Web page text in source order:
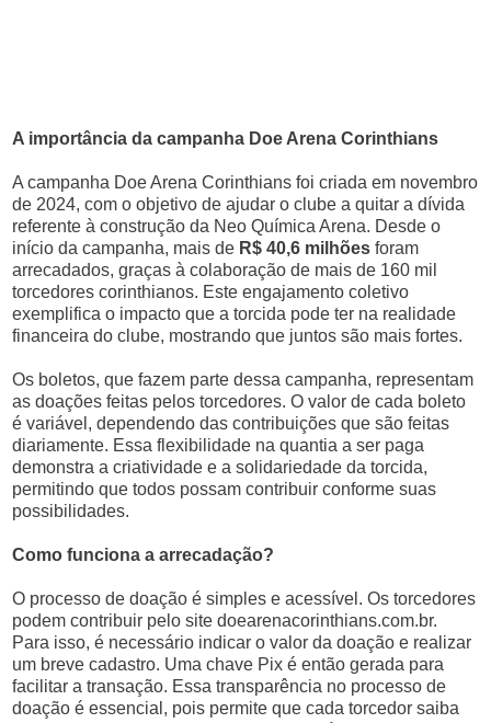
A importância da campanha Doe Arena Corinthians
A campanha Doe Arena Corinthians foi criada em novembro
de 2024, com o objetivo de ajudar o clube a quitar a dívida
referente à construção da Neo Química Arena. Desde o
início da campanha, mais de R$ 40,6 milhões foram
arrecadados, graças à colaboração de mais de 160 mil
torcedores corinthianos. Este engajamento coletivo
exemplifica o impacto que a torcida pode ter na realidade
financeira do clube, mostrando que juntos são mais fortes.
Os boletos, que fazem parte dessa campanha, representam
as doações feitas pelos torcedores. O valor de cada boleto
é variável, dependendo das contribuições que são feitas
diariamente. Essa flexibilidade na quantia a ser paga
demonstra a criatividade e a solidariedade da torcida,
permitindo que todos possam contribuir conforme suas
possibilidades.
Como funciona a arrecadação?
O processo de doação é simples e acessível. Os torcedores
podem contribuir pelo site doearenacorinthians.com.br.
Para isso, é necessário indicar o valor da doação e realizar
um breve cadastro. Uma chave Pix é então gerada para
facilitar a transação. Essa transparência no processo de
doação é essencial, pois permite que cada torcedor saiba